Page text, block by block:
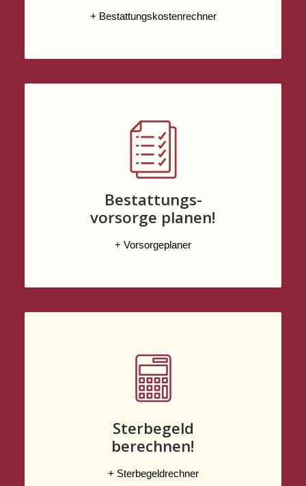
+ Bestattungskostenrechner
Bestattungs-
vorsorge planen!
+ Vorsorgeplaner
Sterbegeld
berechnen!
+ Sterbegeldrechner